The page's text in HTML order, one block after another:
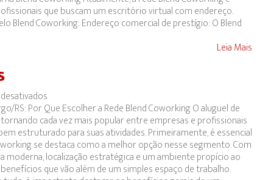
que buscam um escritório virtual com endereço.
Blend Coworking: Endereço comercial de prestígio: O Blend
Leia Mais
Aluguel
de
Salas
RS: Por Que Escolher a Rede Blend Coworking O aluguel de
cada vez mais popular entre empresas e profissionais
estruturado para suas atividades. Primeiramente, é essencial
se destaca como a melhor opção nesse segmento. Com
localização estratégica e um ambiente propício ao
que vão além de um simples espaço de trabalho.